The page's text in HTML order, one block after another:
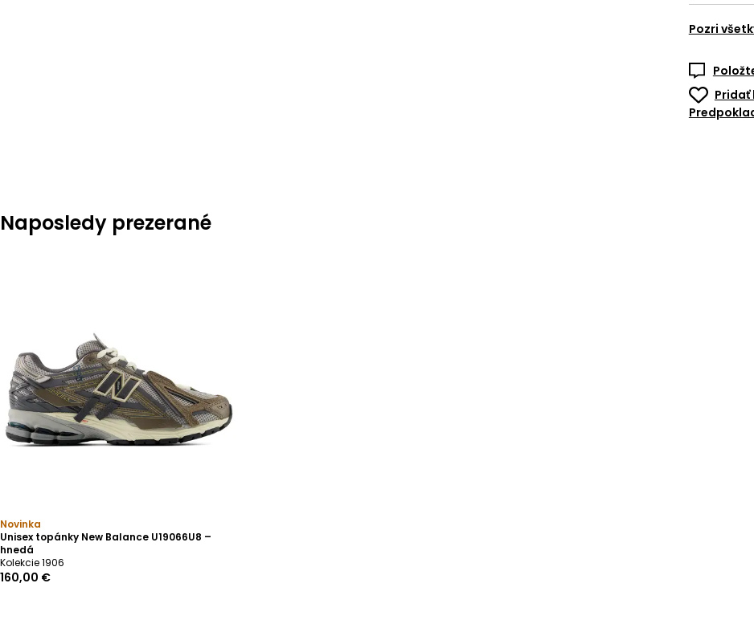
Pozri
Pridať
Naposledy prezerané
Novinka
Unisex topánky New Balance U19066U8 –
hnedá
Kolekcie 1906
160,00 €